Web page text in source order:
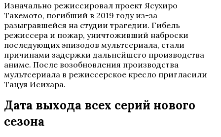
Изначально режиссировал проект Ясухиро
Такемото, погибший в 2019 году из-за
разыгравшейся на студии трагедии. Гибель
режиссера и пожар, уничтоживший наброски
последующих эпизодов мультсериала, стали
причинами задержки дальнейшего производства
аниме. После возобновления производства
мультсериала в режиссерское кресло пригласили
Тацуя Исихара.
Дата выхода всех серий нового
сезона